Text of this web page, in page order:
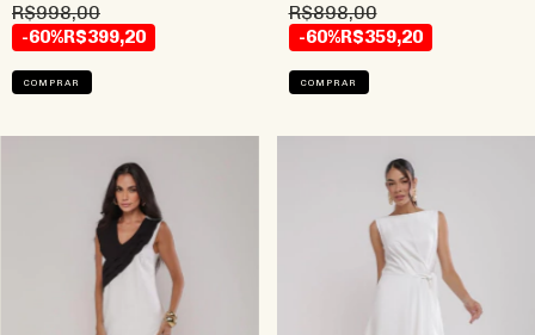
R$998,00
-60%R$399,20
COMPRAR
R$898,00
-60%R$359,20
COMPRAR